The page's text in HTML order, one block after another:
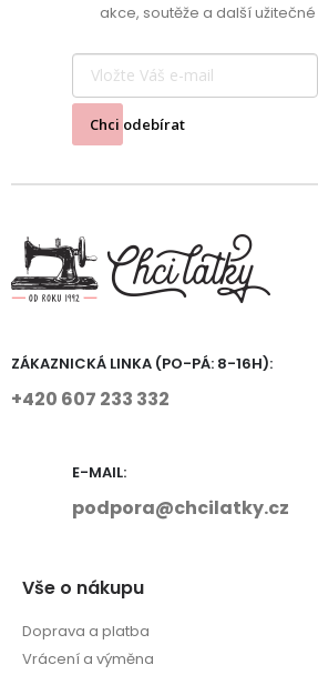
akce, soutěže a další
Chci odebírat
ZÁKAZNICKÁ LINKA (PO-PÁ: 8-16H):
+420 607 233 332
E-MAIL:
podpora@chcilatky.cz
Vše o nákupu
Doprava a platba
Vrácení a výměna